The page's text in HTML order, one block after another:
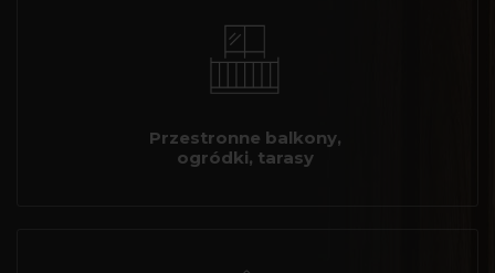
Przestronne balkony,
ogródki, tarasy